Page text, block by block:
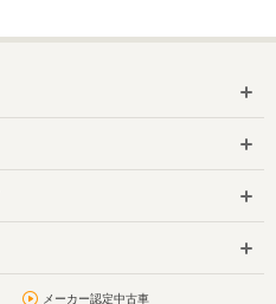
メーカー認定中古車